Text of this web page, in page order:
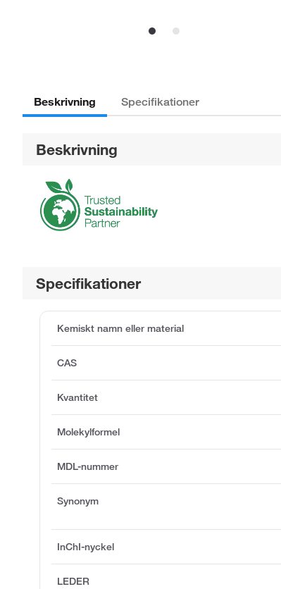
Beskrivning Specifikationer
Beskrivning
Specifikationer
Kemiskt namn eller material
CAS
Kvantitet
Molekylformel
MDL-nummer
Synonym
InChI-nyckel
LEDER